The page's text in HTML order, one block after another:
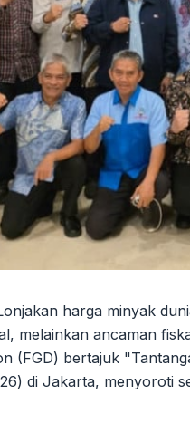
harga minyak
melainkan ancaman
(FGD) bertajuk
di Jakarta, menyoroti